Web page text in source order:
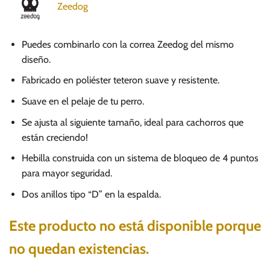
Zeedog
Puedes combinarlo con la correa Zeedog del mismo
diseño.
Fabricado en poliéster teteron suave y resistente.
Suave en el pelaje de tu perro.
Se ajusta al siguiente tamaño, ideal para cachorros que
están creciendo!
Hebilla construida con un sistema de bloqueo de 4 puntos
para mayor seguridad.
Dos anillos tipo “D” en la espalda.
Este producto no está disponible porque
no quedan existencias.